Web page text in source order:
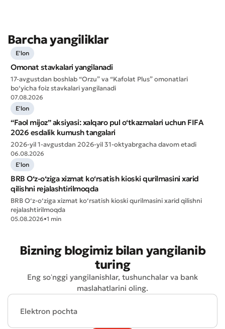
Xizmat sifatini baholang
Murojaat qoldirish
* Barcha maydonlar to'ldirilishi shart
Barcha yangiliklar
E'lon
Omonat stavkalari yangilanadi
17-avgustdan boshlab “Orzu” va “Kafolat Plus” omonatlari
bo‘yicha foiz stavkalari yangilanadi
07.08.2026
E'lon
“Faol mijoz” aksiyasi: xalqaro pul o‘tkazmalari uchun FIFA
2026 esdalik kumush tangalari
2026-yil 1-avgustdan 2026-yil 31-oktyabrgacha davom etadi
06.08.2026
E'lon
BRB O‘z-o‘ziga xizmat ko‘rsatish kioski qurilmasini xarid
qilishni rejalashtirilmoqda
BRB O‘z-o‘ziga xizmat ko‘rsatish kioski qurilmasini xarid qilishni
rejalashtirilmoqda
05.08.2026•1 min
Bizning blogimiz bilan yangilanib
turing
Eng soʻnggi yangilanishlar, tushunchalar va bank
maslahatlarini oling.